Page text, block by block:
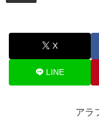
X
LINE
アラ